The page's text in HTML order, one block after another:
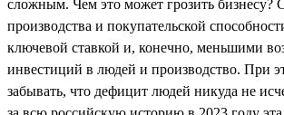
сложным. Чем это может грозить бизнесу?
производства и покупательской
ключевой ставкой и, конечно, меньшими
инвестиций в людей и производство. При
забывать, что дефицит людей никуда не